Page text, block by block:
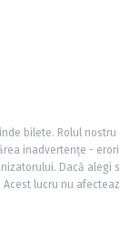
bilete. Rolul
inadvertențe -
Dacă
Acest lucru nu